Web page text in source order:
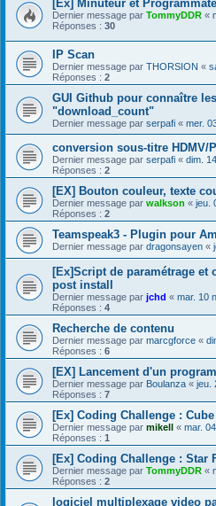
[Ex] Minuteur et
Dernier message par TommyDDR «
Réponses : 30
IP Scan
Dernier message par THORSION «
Réponses : 2
GUI Github pour connaître
"download_count"
Dernier message par serpafi « mer.
conversion sous-titre HDMV/
Dernier message par serpafi « dim.
Réponses : 2
[EX] Bouton couleur, texte
Dernier message par walkson « jeu.
Réponses : 2
Teamspeak3 - Plugin pour
Dernier message par dragonsayen «
[Ex]Script de paramétrage
post install
Dernier message par jchd « mar. 10
Réponses : 4
Recherche de contenu
Dernier message par marcgforce «
Réponses : 6
[EX] Lancement d'un
Dernier message par Boulanza « jeu.
Réponses : 7
[Ex] Coding Challenge : Cube
Dernier message par mikell « mar.
Réponses : 1
[Ex] Coding Challenge : Star
Dernier message par TommyDDR «
Réponses : 2
logiciel multiplexage video